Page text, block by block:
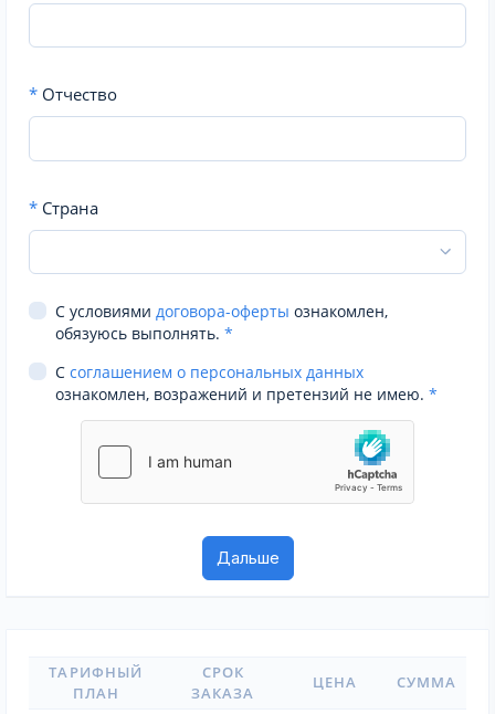
* Отчество
* Страна
С условиями договора-оферты ознакомлен,
обязуюсь выполнять. *
С соглашением о персональных данных
ознакомлен, возражений и претензий не имею. *
ТАРИФНЫЙ
ПЛАН
СРОК
ЗАКАЗА
ЦЕНА СУММА